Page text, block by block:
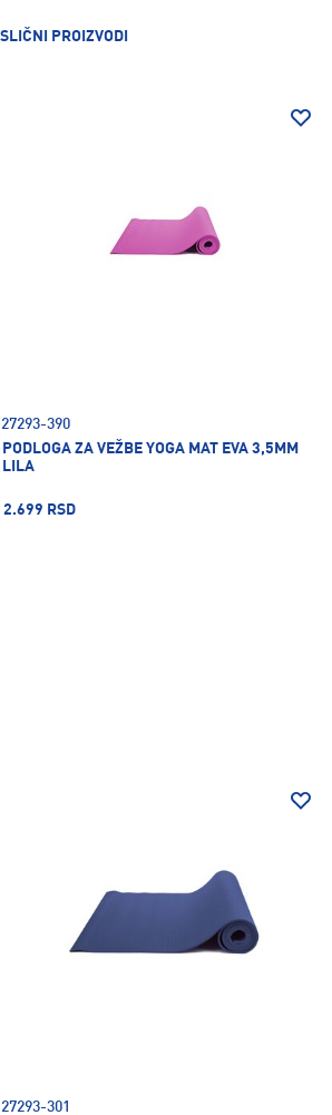
SLIČNI PROIZVODI
27293-390
PODLOGA ZA VEŽBE YOGA MAT EVA 3,5MM
LILA
2.699 RSD
27293-301